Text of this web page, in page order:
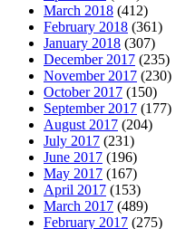
March 2018 (412)
February 2018 (361)
January 2018 (307)
December 2017 (235)
November 2017 (230)
October 2017 (150)
September 2017 (177)
August 2017 (204)
July 2017 (231)
June 2017 (196)
May 2017 (167)
April 2017 (153)
March 2017 (489)
February 2017 (275)